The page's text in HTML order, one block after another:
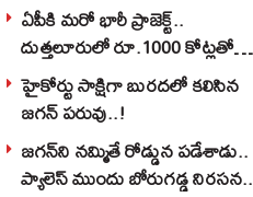
ఏపీకి మరో భారీ ప్రాజెక్ట్..
దుత్తలూరులో రూ.1000 కోట్లతో
మిస్సైల్స్ ఫ్యాక్టరీ..!
హైకోర్టు సాక్షిగా బురదలో కలిసిన
జగన్ పరువు..!
జగన్‌ని నమ్మితే రోడ్డున పడేశాడు..
ప్యాలెస్‌ ముందు బోరుగడ్డ నిరసన..